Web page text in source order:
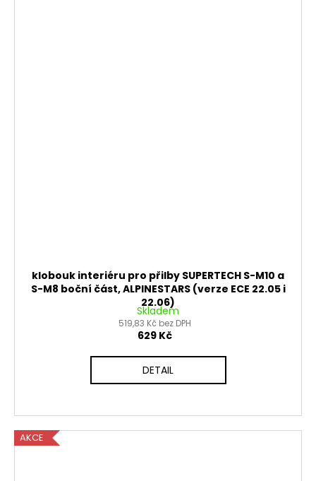
klobouk interiéru pro přilby SUPERTECH S-M10 a
S-M8 boční část, ALPINESTARS (verze ECE 22.05 i
22.06)
Skladem
519,83 Kč bez DPH
629 Kč
DETAIL
AKCE